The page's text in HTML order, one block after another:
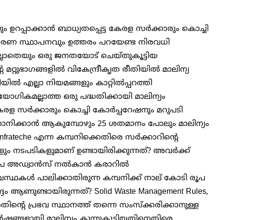
ബാധ്യതപ്പെട്ട കേരള സർക്കാരും കൊച്ചി
സ്ഥാപനവും ഉത്തരം പറയേണ്ട നിരവധി
ഒരു ജനതയോട് ചെയ്തുകൂട്ടിയ
വികേന്ദ്രീകൃത രീതിയിൽ മാലിന്യ
എല്ലാ നിയമങ്ങളും കാറ്റിൽപ്പറത്തി
ഒരു പദ്ധതിക്കായി മാലിന്യം
സർക്കാരും കൊച്ചി കോർപ്പറേഷനും മറുപടി
ആകുമ്പോഴും 25 ശതമാനം പോലും മാലിന്യം
എന്ന കമ്പനിക്കെതിരെ സർക്കാറിന്റെ
നടപടികളുമാണ് ഉണ്ടായിരിക്കുന്നത്? അവർക്ക്
അഡ്വാൻസ് നൽകാൻ കരാറിൽ
പാലിക്കാതിരുന്ന കമ്പനിക്ക് നാല് കോടി രൂപ
Solid Waste Management Rules,
പ്രഭവ സ്ഥാനത്ത് തന്നെ സംസ്ക്കരിക്കാനുള്ള